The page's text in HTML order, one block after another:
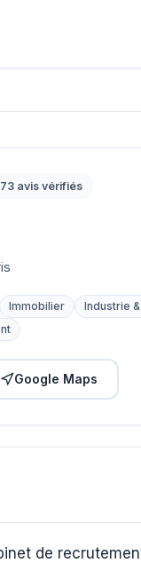
73 avis vérifiés
Immobilier Industrie
Google Maps
de